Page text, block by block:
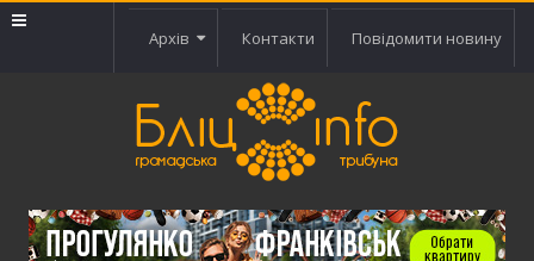
Архів Контакти Повідомити новину